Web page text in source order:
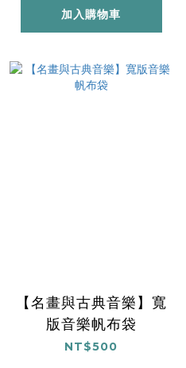
加入購物車
【名畫與古典音樂】寬
版音樂帆布袋
NT$500